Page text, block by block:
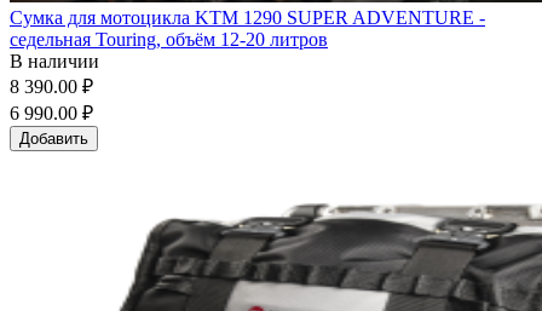
Сумка для мотоцикла KTM 1290 SUPER ADVENTURE -
седельная Touring, объём 12-20 литров
В наличии
8 390.00 ₽
6 990.00 ₽
Добавить